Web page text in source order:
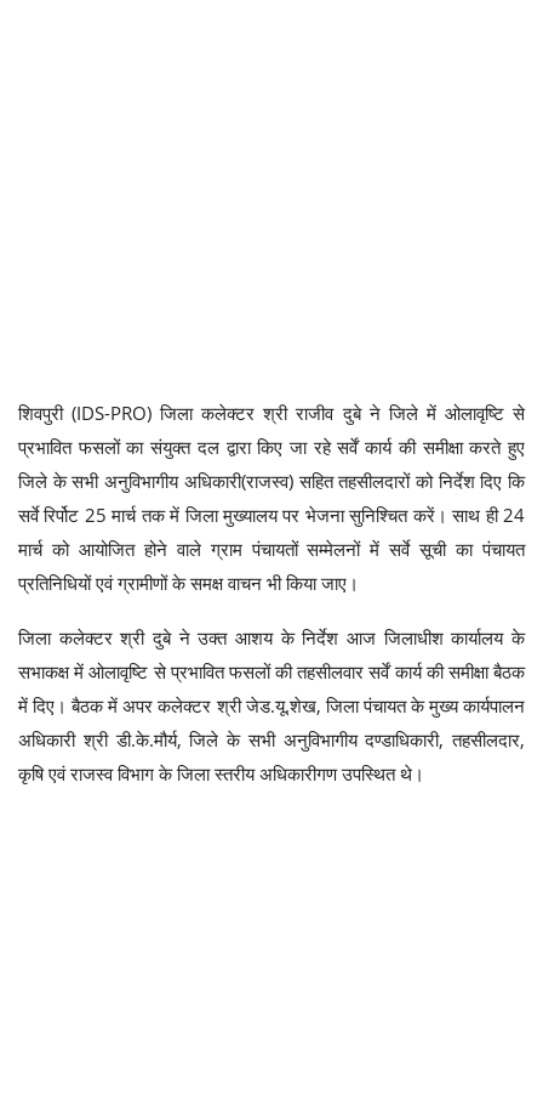
शिवपुरी (IDS-PRO) जिला कलेक्टर श्री राजीव दुबे ने जिले में ओलावृष्टि से
प्रभावित फसलों का संयुक्त दल द्वारा किए जा रहे सर्वें कार्य की समीक्षा करते हुए
जिले के सभी अनुविभागीय अधिकारी(राजस्व) सहित तहसीलदारों को निर्देश दिए कि
सर्वे रिर्पोट 25 मार्च तक में जिला मुख्यालय पर भेजना सुनिश्चित करें। साथ ही 24
मार्च को आयोजित होने वाले ग्राम पंचायतों सम्मेलनों में सर्वे सूची का पंचायत
प्रतिनिधियों एवं ग्रामीणों के समक्ष वाचन भी किया जाए।
जिला कलेक्टर श्री दुबे ने उक्त आशय के निर्देश आज जिलाधीश कार्यालय के
सभाकक्ष में ओलावृष्टि से प्रभावित फसलों की तहसीलवार सर्वें कार्य की समीक्षा बैठक
में दिए। बैठक में अपर कलेक्टर श्री जेड.यू.शेख, जिला पंचायत के मुख्य कार्यपालन
अधिकारी श्री डी.के.मौर्य, जिले के सभी अनुविभागीय दण्डाधिकारी, तहसीलदार,
कृषि एवं राजस्व विभाग के जिला स्तरीय अधिकारीगण उपस्थित थे।